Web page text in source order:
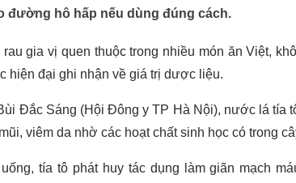
đường hô hấp nếu dùng đúng cách.
rau gia vị quen thuộc trong nhiều món ăn Việt,
hiện đại ghi nhận về giá trị dược liệu.
Đắc Sáng (Hội Đông y TP Hà Nội), nước lá tía
viêm da nhờ các hoạt chất sinh học có trong
tía tô phát huy tác dụng làm giãn mạch